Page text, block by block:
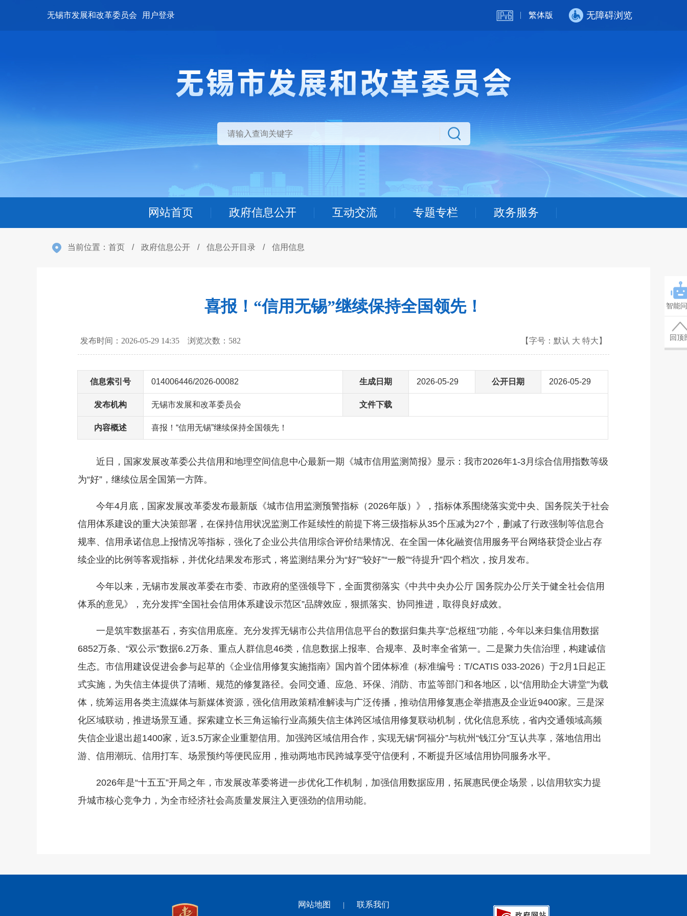
无锡市发展和改革委员会 用户登录 繁体版 无障碍浏览
网站首页 政府信息公开 互动交流 专题专栏 政务服务
当前位置： 首页 / 政府信息公开 / 信息公开目录 / 信用信息
喜报！“信用无锡”继续保持全国领先！
发布时间：2026-05-29 14:35 浏览次数： 582 【字号： 默认 大 特大 】
信息索引号 014006446/2026-00082 生成日期 2026-05-29 公开日期 2026-05-29
发布机构 无锡市发展和改革委员会 文件下载
内容概述 喜报！“信用无锡”继续保持全国领先！
近日，国家发展改革委公共信用和地理空间信息中心最新一期《城市信用监测简报》显示：我市2026年1-3月综合信用指数等级
为“好”，继续位居全国第一方阵。
今年4月底，国家发展改革委发布最新版《城市信用监测预警指标（2026年版）》，指标体系围绕落实党中央、国务院关于社会
信用体系建设的重大决策部署，在保持信用状况监测工作延续性的前提下将三级指标从35个压减为27个，删减了行政强制等信息合
规率、信用承诺信息上报情况等指标，强化了企业公共信用综合评价结果情况、在全国一体化融资信用服务平台网络获贷企业占存
续企业的比例等客观指标，并优化结果发布形式，将监测结果分为“好”“较好”“一般”“待提升”四个档次，按月发布。
今年以来，无锡市发展改革委在市委、市政府的坚强领导下，全面贯彻落实《中共中央办公厅 国务院办公厅关于健全社会信用
体系的意见》，充分发挥“全国社会信用体系建设示范区”品牌效应，狠抓落实、协同推进，取得良好成效。
一是筑牢数据基石，夯实信用底座。充分发挥无锡市公共信用信息平台的数据归集共享“总枢纽”功能，今年以来归集信用数据
6852万条、“双公示”数据6.2万条、重点人群信息46类，信息数据上报率、合规率、及时率全省第一。二是聚力失信治理，构建诚信
生态。市信用建设促进会参与起草的《企业信用修复实施指南》国内首个团体标准（标准编号：T/CATIS 033-2026）于2月1日起正
式实施，为失信主体提供了清晰、规范的修复路径。会同交通、应急、环保、消防、市监等部门和各地区，以“信用助企大讲堂”为载
体，统筹运用各类主流媒体与新媒体资源，强化信用政策精准解读与广泛传播，推动信用修复惠企举措惠及企业近9400家。三是深
化区域联动，推进场景互通。探索建立长三角运输行业高频失信主体跨区域信用修复联动机制，优化信息系统，省内交通领域高频
失信企业退出超1400家，近3.5万家企业重塑信用。加强跨区域信用合作，实现无锡“阿福分”与杭州“钱江分”互认共享，落地信用出
游、信用潮玩、信用打车、场景预约等便民应用，推动两地市民跨城享受守信便利，不断提升区域信用协同服务水平。
2026年是“十五五”开局之年，市发展改革委将进一步优化工作机制，加强信用数据应用，拓展惠民便企场景，以信用软实力提
升城市核心竞争力，为全市经济社会高质量发展注入更强劲的信用动能。
网站地图 联系我们
智能
回顶